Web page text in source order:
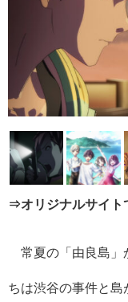
⇒オリジナルサイト
常夏の「由良島」
ちは渋谷の事件と島